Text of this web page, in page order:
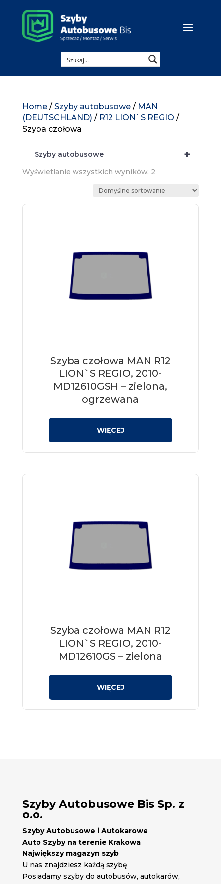
Home/ Szyby autobusowe/ MAN
(DEUTSCHLAND) / R12 LION`S REGIO /
Szyba czołowa
+
Szyby autobusowe
Wyświetlanie wszystkich wyników: 2
Szyba czołowa MAN R12
LION`S REGIO, 2010-
MD12610GSH – zielona,
ogrzewana
Szyba czołowa MAN R12
LION`S REGIO, 2010-
MD12610GS – zielona
Szyby Autobusowe Bis Sp. z
o.o.
Szyby Autobusowe i Autokarowe
Auto Szyby na terenie Krakowa
Największy magazyn szyb
U nas znajdziesz każdą szybę
Posiadamy szyby do autobusów, autokarów,